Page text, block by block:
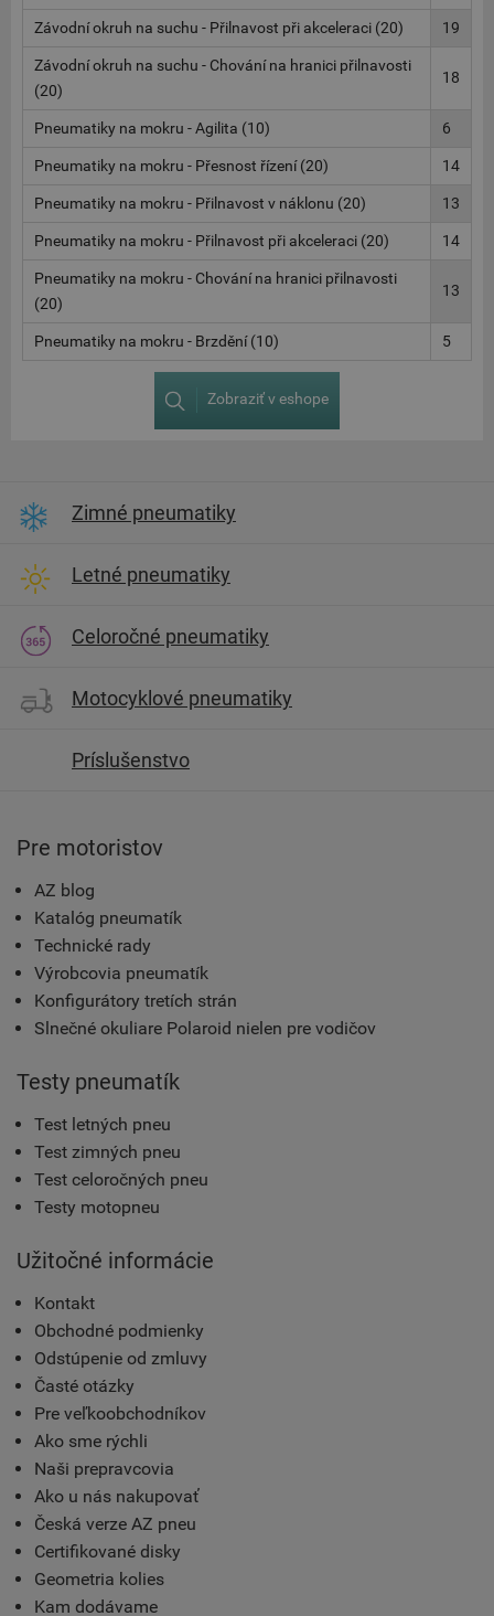
Závodní okruh na suchu - Přilnavost při akceleraci (20) 19
Závodní okruh na suchu - Chování na hranici přilnavosti
(20)
18
Pneumatiky na mokru - Agilita (10) 6
Pneumatiky na mokru - Přesnost řízení (20) 14
Pneumatiky na mokru - Přilnavost v náklonu (20) 13
Pneumatiky na mokru - Přilnavost při akceleraci (20) 14
Pneumatiky na mokru - Chování na hranici přilnavosti
(20)
13
Pneumatiky na mokru - Brzdění (10) 5
Zobraziť v eshope
Zimné pneumatiky
Letné pneumatiky
Celoročné pneumatiky
Motocyklové pneumatiky
Príslušenstvo
Pre motoristov
AZ blog
Katalóg pneumatík
Technické rady
Výrobcovia pneumatík
Konfigurátory tretích strán
Slnečné okuliare Polaroid nielen pre vodičov
Testy pneumatík
Test letných pneu
Test zimných pneu
Test celoročných pneu
Testy motopneu
Užitočné informácie
Kontakt
Obchodné podmienky
Odstúpenie od zmluvy
Časté otázky
Pre veľkoobchodníkov
Ako sme rýchli
Naši prepravcovia
Ako u nás nakupovať
Česká verze AZ pneu
Certifikované disky
Geometria kolies
Kam dodávame